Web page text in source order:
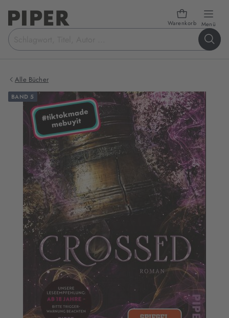
Warenkorb Menü
Suchbegriff
eingeben
Alle Bücher
BAND 5